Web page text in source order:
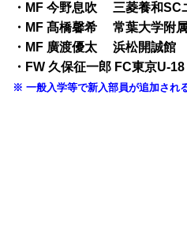
・MF 今野息吹 三菱養和SC
・MF 髙橋馨希 常葉大学附
・MF 廣渡優太 浜松開誠館
・FW 久保征一郎 FC東京U-18
※ 一般入学等で新入部員が追加され